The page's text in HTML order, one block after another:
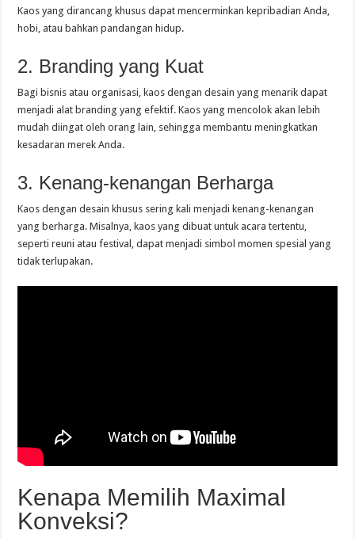
Kaos yang dirancang khusus dapat mencerminkan kepribadian Anda,
hobi, atau bahkan pandangan hidup.
2. Branding yang Kuat
Bagi bisnis atau organisasi, kaos dengan desain yang menarik dapat
menjadi alat branding yang efektif. Kaos yang mencolok akan lebih
mudah diingat oleh orang lain, sehingga membantu meningkatkan
kesadaran merek Anda.
3. Kenang-kenangan Berharga
Kaos dengan desain khusus sering kali menjadi kenang-kenangan
yang berharga. Misalnya, kaos yang dibuat untuk acara tertentu,
seperti reuni atau festival, dapat menjadi simbol momen spesial yang
tidak terlupakan.
Kenapa Memilih Maximal
Konveksi?